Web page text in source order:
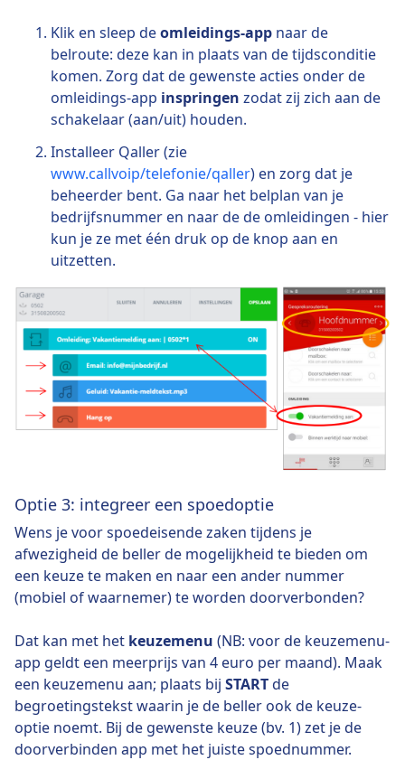
Klik en sleep deomleidings-app naar de
belroute: deze kan in plaats van de tijdsconditie
komen. Zorg dat de gewenste acties onder de
omleidings-app inspringen zodat zij zich aan de
schakelaar (aan/uit) houden.
Installeer Qaller (zie
www.callvoip/telefonie/qaller) en zorg dat je
beheerder bent. Ga naar het belplan van je
bedrijfsnummer en naar de de omleidingen - hier
kun je ze met één druk op de knop aan en
uitzetten.
Optie 3: integreer een spoedoptie
Wens je voor spoedeisende zaken tijdens je
afwezigheid de beller de mogelijkheid te bieden om
een keuze te maken en naar een ander nummer
(mobiel of waarnemer) te worden doorverbonden?
Dat kan met het keuzemenu (NB: voor de keuzemenu-
app geldt een meerprijs van 4 euro per maand). Maak
een keuzemenu aan; plaats bij STARTde
begroetingstekst waarin je de beller ook de keuze-
optie noemt. Bij de gewenste keuze (bv. 1) zet je de
doorverbinden app met het juiste spoednummer.